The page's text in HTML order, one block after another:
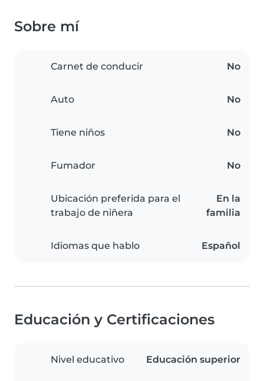
Sobre mí
Carnet de conducir No
Auto No
Tiene niños No
Fumador No
Ubicación preferida para el
trabajo de niñera
En la
familia
Idiomas que hablo Español
Educación y Certificaciones
Nivel educativo Educación superior